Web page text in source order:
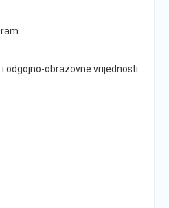
odgojno-obrazovne vrijednosti